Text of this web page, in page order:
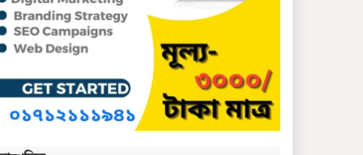
সিলেট ওসমানী আন্তর্জাতিক
বিমানবন্দরে সংবর্ধিত হলেন
আওলাদ আলী রেজা
নতুন জেলা প্রশাসকের
যোগদান, বিদায় নিলেন
আব্দুল আহাদ